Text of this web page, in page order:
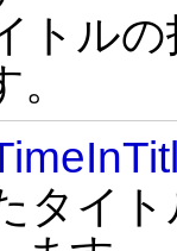
トル
タイ